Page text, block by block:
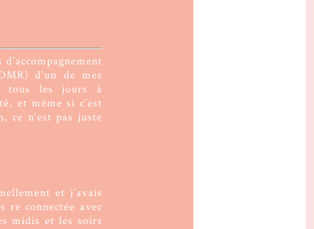
d’un de mes
tous les jours à
et même si c’est
ce n’est pas juste
et j’avais
connectée avec
midis et les soirs